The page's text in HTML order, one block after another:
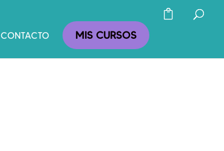
CONTACTO MIS CURSOS